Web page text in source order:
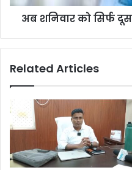
अब शनिवार को सिर्फ
Related Articles